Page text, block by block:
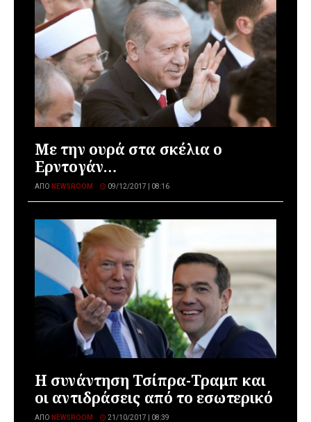
Με την ουρά στα σκέλια ο
Ερντογάν…
ΑΠΌ NEWSROOM 09/12/2017 | 08:16
Η συνάντηση Τσίπρα-Τραμπ και
οι αντιδράσεις από το εσωτερικό
ΑΠΌ NEWSROOM 21/10/2017 | 08:39